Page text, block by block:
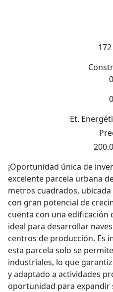
0
0
Et.
¡Oportunidad única de
excelente parcela urbana
metros cuadrados,
con gran potencial de
cuenta con una edificación
ideal para desarrollar
centros de producción. Es
esta parcela solo se
industriales, lo que
y adaptado a actividades
oportunidad para